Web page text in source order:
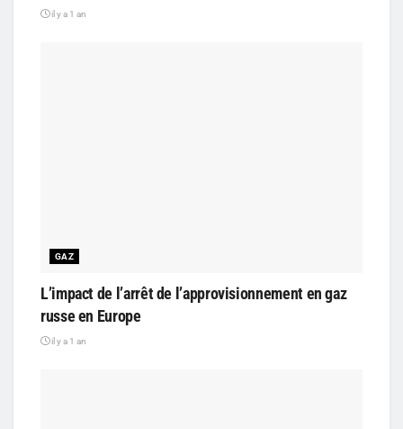
il y a 1 an
GAZ
L’impact de l’arrêt de l’approvisionnement en gaz
russe en Europe
il y a 1 an